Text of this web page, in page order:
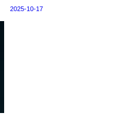
2025-10-17